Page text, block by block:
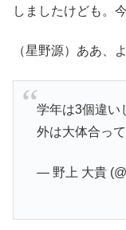
しましたけども。
（星野源）ああ、
学年は3個違い
外は大体合って
— 野上 大貴